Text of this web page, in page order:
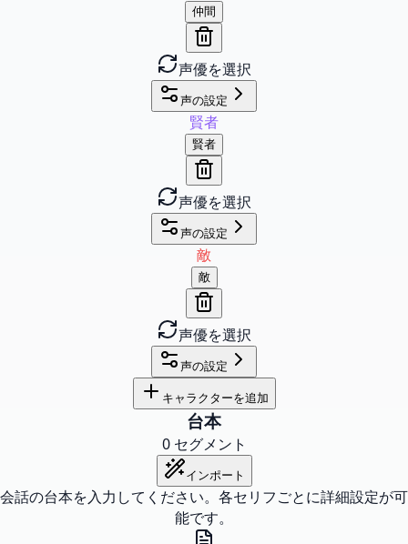
仲間
声優を選択
声の設定
賢者
賢者
声優を選択
声の設定
敵
敵
声優を選択
声の設定
キャラクターを追加
台本
0 セグメント
インポート
会話の台本を入力してください。各セリフごとに詳細設定が可
能です。